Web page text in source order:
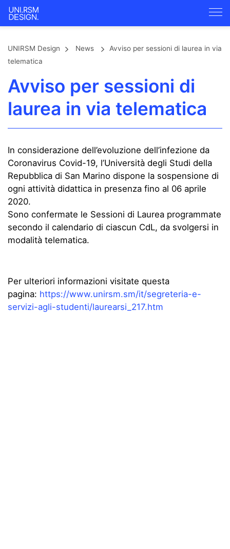
UNIRSM Design News
Avviso per sessioni di laurea in via
telematica
Avviso per sessioni di
laurea in via telematica
In considerazione dell’evoluzione dell’infezione da
Coronavirus Covid-19, l’Università degli Studi della
Repubblica di San Marino dispone la sospensione di
ogni attività didattica in presenza fino al 06 aprile
2020.
Sono confermate le Sessioni di Laurea programmate
secondo il calendario di ciascun CdL, da svolgersi in
modalità telematica.
Per ulteriori informazioni visitate questa
pagina: https://www.unirsm.sm/it/segreteria-e-
servizi-agli-studenti/laurearsi_217.htm